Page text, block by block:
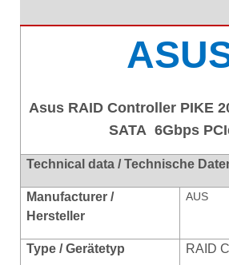
Asus RAID Controller PIKE
SATA 6Gbps
Technical data / Technische
Manufacturer /
Hersteller
AUS
Type / Gerätetyp RAID